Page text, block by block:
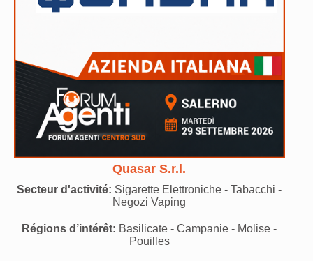
Quasar S.r.l.
Secteur d'activité: Sigarette Elettroniche - Tabacchi -
Negozi Vaping
Régions d’intérêt: Basilicate - Campanie - Molise -
Pouilles